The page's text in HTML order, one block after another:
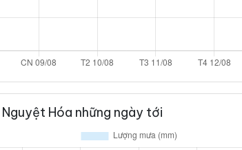
Hóa những ngày tới